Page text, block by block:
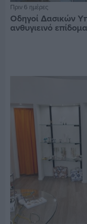
Πριν 6 ημέρες
Οδηγοί Δασικών
ανθυγιεινό επίδομα